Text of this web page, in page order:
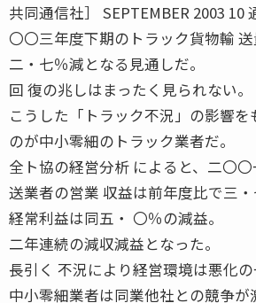
共同通信社］ SEPTEMBER 2003 10
〇〇三年度下期のトラック貨物輸
二・七％減となる見通しだ。
回 復の兆しはまったく見られない。
こうした「トラック不況」の影響を
のが中小零細のトラック業者だ。
全ト協の経営分析 によると、二〇
送業者の営業 収益は前年度比で三・
経常利益は同五・ 〇％の減益。
二年連続の減収減益となった。
長引く 不況により経営環境は悪化の
中小零細業者は同業他社との競争が